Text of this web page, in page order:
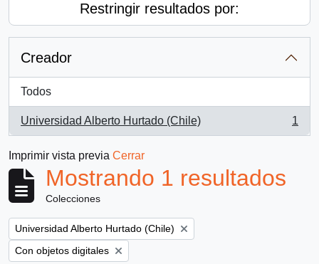
Restringir resultados por:
Creador
Todos
Universidad Alberto Hurtado (Chile)
, 1 resultados
1
Imprimir vista previa Cerrar
Mostrando 1 resultados
Colecciones
Remove filter:
Universidad Alberto Hurtado (Chile)
Remove filter:
Con objetos digitales